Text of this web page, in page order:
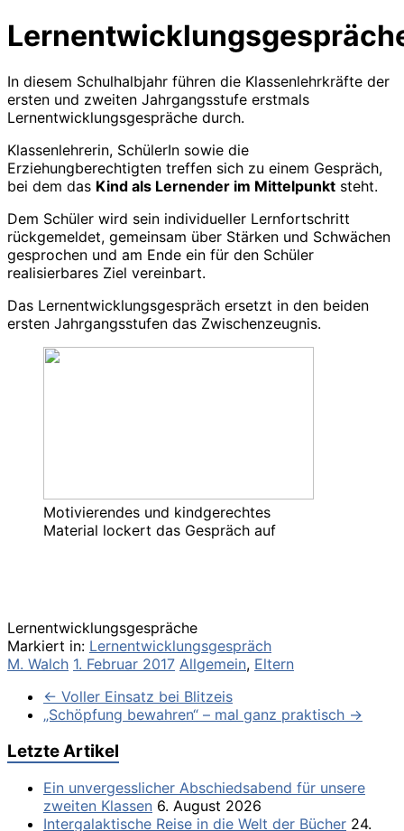
In diesem Schulhalbjahr führen die Klassenlehrkräfte der
ersten und zweiten Jahrgangsstufe erstmals
Lernentwicklungsgespräche durch.
Klassenlehrerin, SchülerIn sowie die
Erziehungberechtigten treffen sich zu einem Gespräch,
bei dem das Kind als Lernender im Mittelpunkt steht.
Dem Schüler wird sein individueller Lernfortschritt
rückgemeldet, gemeinsam über Stärken und Schwächen
gesprochen und am Ende ein für den Schüler
realisierbares Ziel vereinbart.
Das Lernentwicklungsgespräch ersetzt in den beiden
ersten Jahrgangsstufen das Zwischenzeugnis.
Motivierendes und kindgerechtes
Material lockert das Gespräch auf
Lernentwicklungsgespräche
Markiert in: Lernentwicklungsgespräch
M. Walch 1. Februar 2017 Allgemein, Eltern
← Voller Einsatz bei Blitzeis
„Schöpfung bewahren“ – mal ganz praktisch →
Letzte Artikel
Ein unvergesslicher Abschiedsabend für unsere
zweiten Klassen 6. August 2026
Intergalaktische Reise in die Welt der Bücher 24.